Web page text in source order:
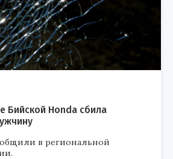
Бийской Honda сбила
в региональной